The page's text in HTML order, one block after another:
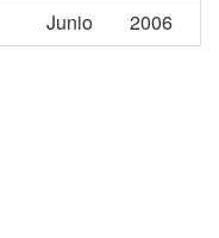
Junio 2006